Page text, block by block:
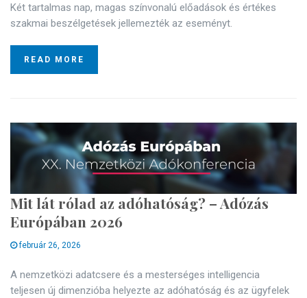
Két tartalmas nap, magas színvonalú előadások és értékes
szakmai beszélgetések jellemezték az eseményt.
READ MORE
Mit lát rólad az adóhatóság? – Adózás
Európában 2026
február 26, 2026
A nemzetközi adatcsere és a mesterséges intelligencia
teljesen új dimenzióba helyezte az adóhatóság és az ügyfelek